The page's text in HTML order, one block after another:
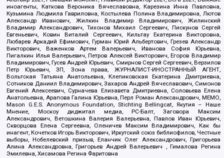
иноагенты, Каткова Вероника Вячеславовна, Карезина Инна Павловна,
Кузьмина Людмила Гавриловна, Костылева Полина Владимировна, Лютов
Александр Иванович, Жилкин Владимир Владимирович, Жилинский
Владимир Александрович, Тихонов Михаил Сергеевич, Пискунов Сергей
Евгеньевич, Ковин Виталий Сергеевич, Кильтау Екатерина Викторовна,
Любарев Аркадий Ефимович, Гурман Юрий Альбертович, Грезев Александр
Викторович, Важенков Артем Валерьевич, Иванова София Юрьевна,
Пигалкин Илья Валерьевич, Петров Алексей Викторович, Егоров Владимир
Владимирович, Гусев Андрей Юрьевич, Смирнов Сергей Сергеевич, Верзилов
Петр Юрьевич, ЗП, Зона права, ЖУРНАЛИСТ-ИНОСТРАННЫЙ АГЕНТ,
Вольтская Татьяна Анатольевна, Клепиковская Екатерина Дмитриевна,
Сотников Даниил Владимирович, Захаров Андрей Вячеславович, Симонов
Евгений Алексеевич, Сурначева Елизавета Дмитриевна, Соловьева Елена
Анатольевна, Арапова Галина Юрьевна, Перл Роман Александрович, МЕМО,
Mason G.E.S. Anonymous Foundation, Stichting Bellingcat, Якутия – Наше
Мнение, Москоу диджитал медиа, РС-Балт, Заговора Максим
Александрович, Ветошкина Валерия Валерьевна, Павлов Иван Юрьевич,
Скворцова Елена Сергеевна, Оленичев Максим Владимирович, Как бы
инагент, Кочетков Игорь Викторович, Иркутский союз библиофилов, Честные
выборы, Нобелевский призыв, Еланчик Олег Александрович, Григорьева
Алина Александровна, Григорьев Андрей Валерьевич , Гималова Регина
Эмилевна, Хисамова Регина Фаритовна